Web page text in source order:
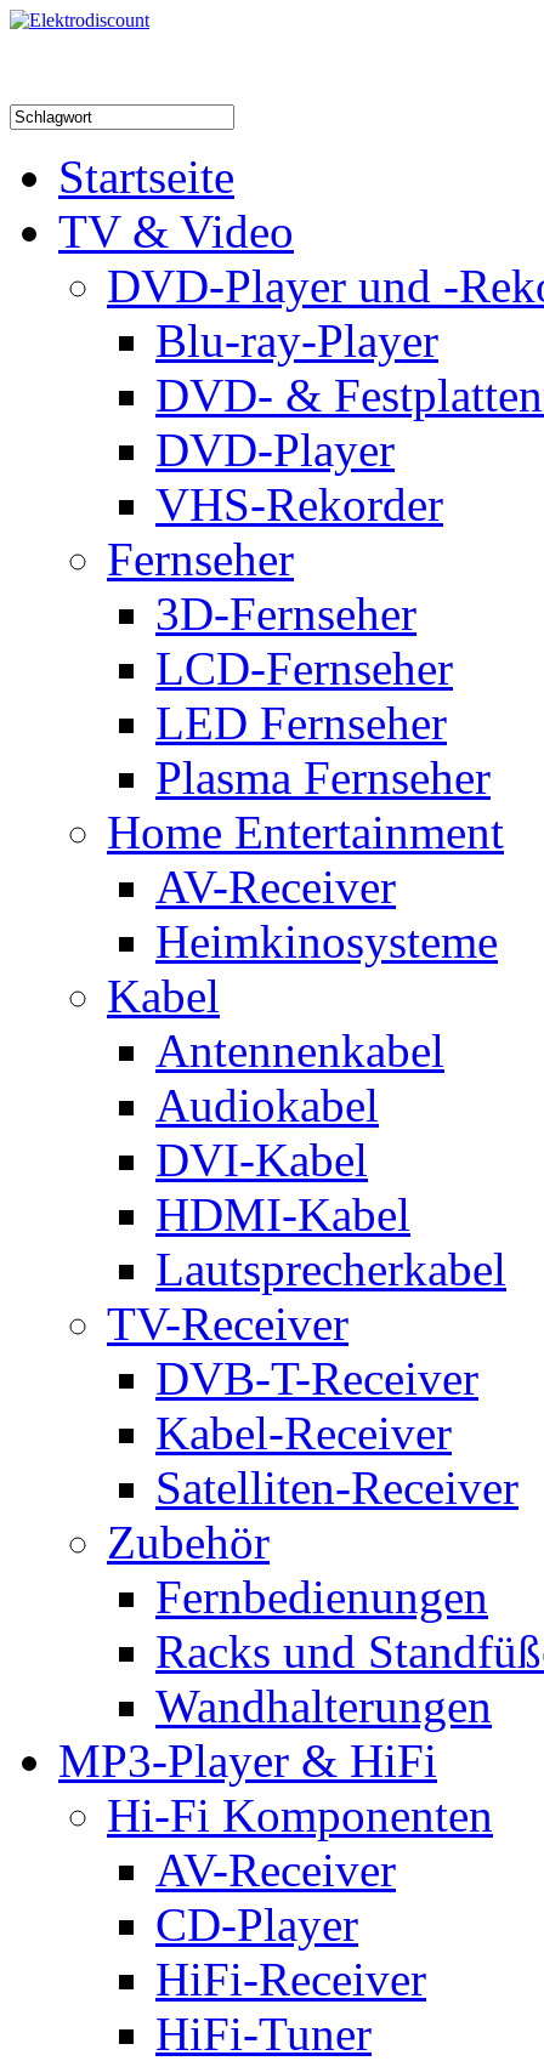
Startseite
TV & Video
DVD-Player und -
Blu-ray-Player
DVD- &
DVD-Player
VHS-Rekorder
Fernseher
3D-Fernseher
LCD-Fernseher
LED Fernseher
Plasma Fernseher
Home Entertainment
AV-Receiver
Heimkinosysteme
Kabel
Antennenkabel
Audiokabel
DVI-Kabel
HDMI-Kabel
Lautsprecherkabel
TV-Receiver
DVB-T-Receiver
Kabel-Receiver
Satelliten-Receiver
Zubehör
Fernbedienungen
Racks und
Wandhalterungen
MP3-Player & HiFi
Hi-Fi Komponenten
AV-Receiver
CD-Player
HiFi-Receiver
HiFi-Tuner